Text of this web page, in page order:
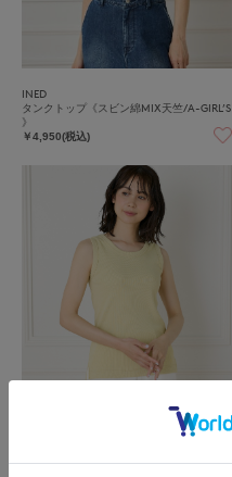
INED
タンクトップ《スビン綿MIX天竺/A-GIRL’S
》
￥4,950(税込)